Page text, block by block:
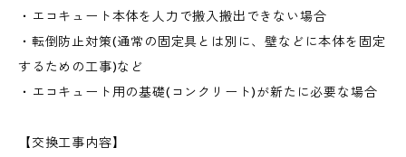
・エコキュート本体を人力で搬入搬出できない場合
・転倒防止対策(通常の固定具とは別に、壁などに本体を固定
するための工事)など
・エコキュート用の基礎(コンクリート)が新たに必要な場合
【交換工事内容】